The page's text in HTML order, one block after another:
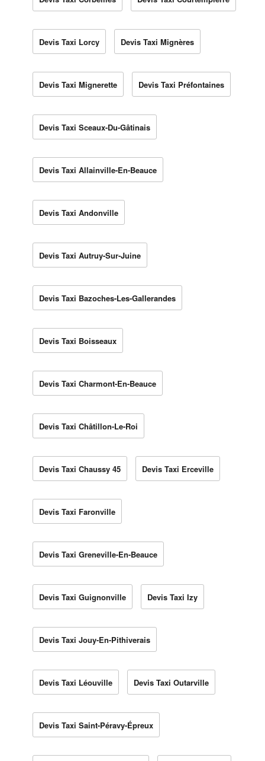
Devis Taxi Lorcy Devis Taxi Mignères
Devis Taxi Mignerette Devis Taxi Préfontaines
Devis Taxi Sceaux-Du-Gâtinais
Devis Taxi Allainville-En-Beauce
Devis Taxi Andonville
Devis Taxi Autruy-Sur-Juine
Devis Taxi Bazoches-Les-Gallerandes
Devis Taxi Boisseaux
Devis Taxi Charmont-En-Beauce
Devis Taxi Châtillon-Le-Roi
Devis Taxi Chaussy 45 Devis Taxi Erceville
Devis Taxi Faronville
Devis Taxi Greneville-En-Beauce
Devis Taxi Guignonville Devis Taxi Izy
Devis Taxi Jouy-En-Pithiverais
Devis Taxi Léouville Devis Taxi Outarville
Devis Taxi Saint-Péravy-Épreux